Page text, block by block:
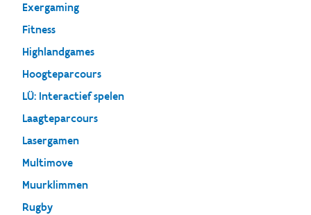
Exergaming
Fitness
Highlandgames
Hoogteparcours
LÜ: Interactief spelen
Laagteparcours
Lasergamen
Multimove
Muurklimmen
Rugby